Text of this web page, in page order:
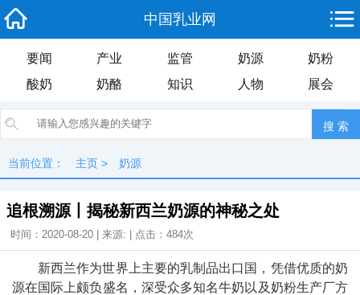
中国乳业网
要闻 产业 监管 奶源
奶粉
酸奶
奶酪 知识 人物 展会
当前位置： 主页 > 奶源
追根溯源丨揭秘新西兰奶源的神秘之处
时间：2020-08-20 | 来源: | 点击： 484次
新西兰作为世界上主要的乳制品出口国，凭借优质的奶
源在国际上颇负盛名，深受众多知名牛奶以及奶粉生产厂方